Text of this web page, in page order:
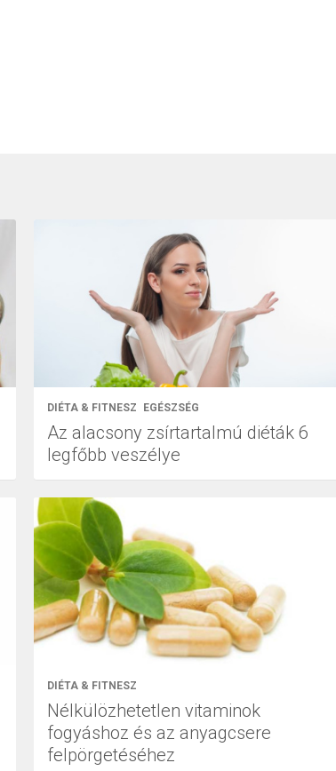
DIÉTA & FITNESZ EGÉSZSÉG
Az alacsony zsírtartalmú diéták 6
legfőbb veszélye
DIÉTA & FITNESZ
Nélkülözhetetlen vitaminok
fogyáshoz és az anyagcsere
felpörgetéséhez